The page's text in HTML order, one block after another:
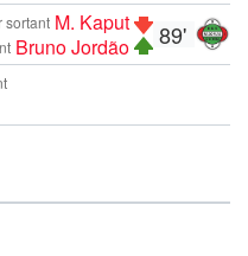
89'
sortant M. Kaput
Bruno Jordão